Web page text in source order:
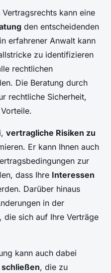
kann eine
den entscheidenden
erfahrener Anwalt kann
zu identifizieren
rechtlichen
Die Beratung durch
rechtliche Sicherheit,
vertragliche Risiken zu
Er kann Ihnen auch
zur
dass Ihre Interessen
Darüber hinaus
in der
die sich auf Ihre Verträge
kann auch dabei
, die zu